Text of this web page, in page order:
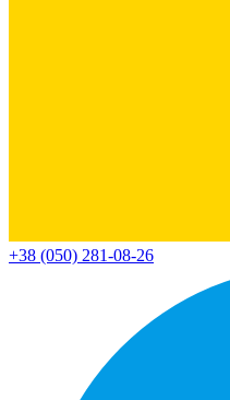
+38 (050) 281-08-26